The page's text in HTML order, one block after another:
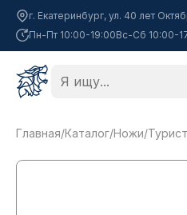
г. Екатеринбург, ул. 40 лет
Пн-Пт 10:00-19:00Вс-Сб 10:00-
Главная/Каталог/Ножи/